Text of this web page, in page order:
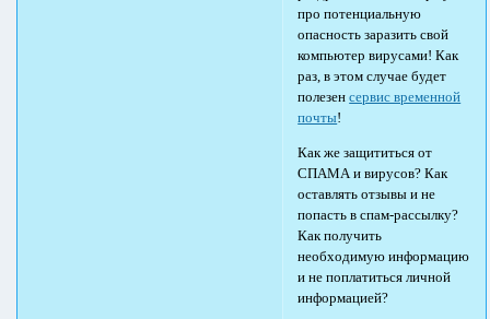
про потенциальную
опасность заразить свой
компьютер вирусами! Как
раз, в этом случае будет
полезенсервис временной
почты!
Как же защититься от
СПАМА и вирусов? Как
оставлять отзывы и не
попасть в спам-рассылку?
Как получить
необходимую информацию
и не поплатиться личной
информацией?